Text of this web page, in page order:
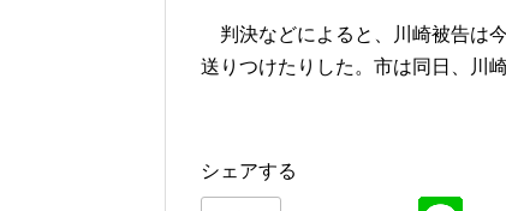
判決などによると、川崎被告は
送りつけたりした。市は同日、川
シェアする